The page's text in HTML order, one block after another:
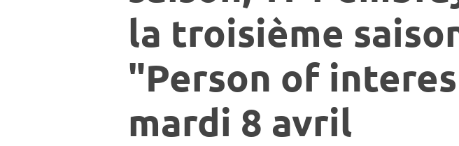
la troisième
"Person of
mardi 8 avril